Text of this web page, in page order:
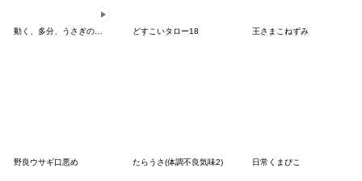
動く、多分、うさぎの赤ちゃん（小さめ） どすこいタロー18 王さまこねずみ
野良ウサギ口悪め たらうさ(体調不良気味2) 日常くまぴこ